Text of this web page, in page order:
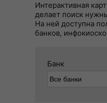
Интерактивная
делает поиск
На ней доступна
банков,
Банк